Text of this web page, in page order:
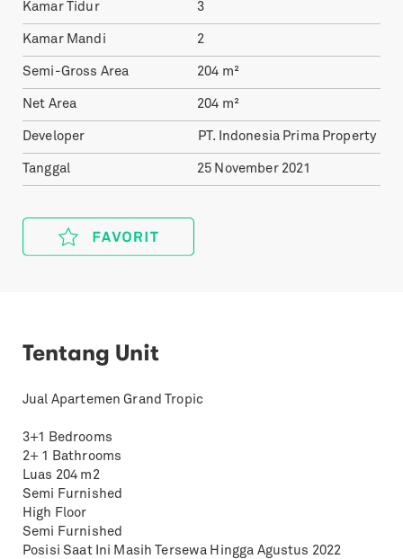
Kamar Tidur 3
Kamar Mandi 2
Semi-Gross Area 204 m²
Net Area 204 m²
Developer PT. Indonesia Prima Property
Tanggal 25 November 2021
Tentang Unit
Jual Apartemen Grand Tropic
3+1 Bedrooms
2+ 1 Bathrooms
Luas 204 m2
Semi Furnished
High Floor
Semi Furnished
Posisi Saat Ini Masih Tersewa Hingga Agustus 2022